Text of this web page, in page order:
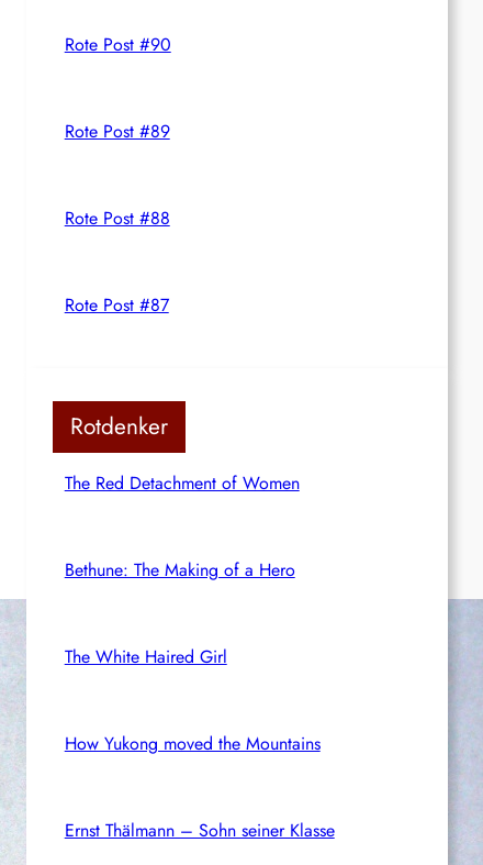
Rote Post #90
Rote Post #89
Rote Post #88
Rote Post #87
Rotdenker
The Red Detachment of Women
Bethune: The Making of a Hero
The White Haired Girl
How Yukong moved the Mountains
Ernst Thälmann – Sohn seiner Klasse